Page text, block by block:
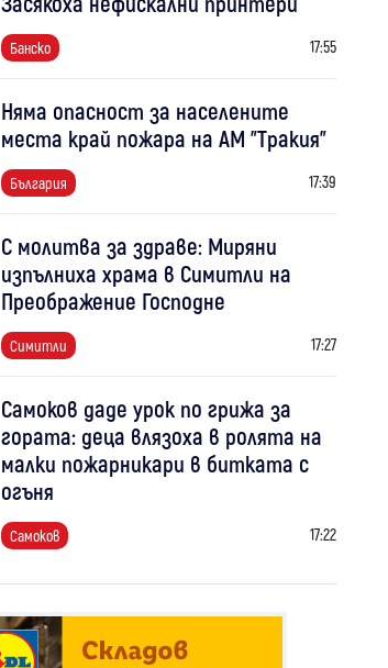
Банско 17:55
Няма опасност за населените
места край пожара на АМ "Тракия"
България 17:39
С молитва за здраве: Миряни
изпълниха храма в Симитли на
Преображение Господне
Симитли 17:27
Самоков даде урок по грижа за
гората: деца влязоха в ролята на
малки пожарникари в битката с
огъня
Самоков 17:22